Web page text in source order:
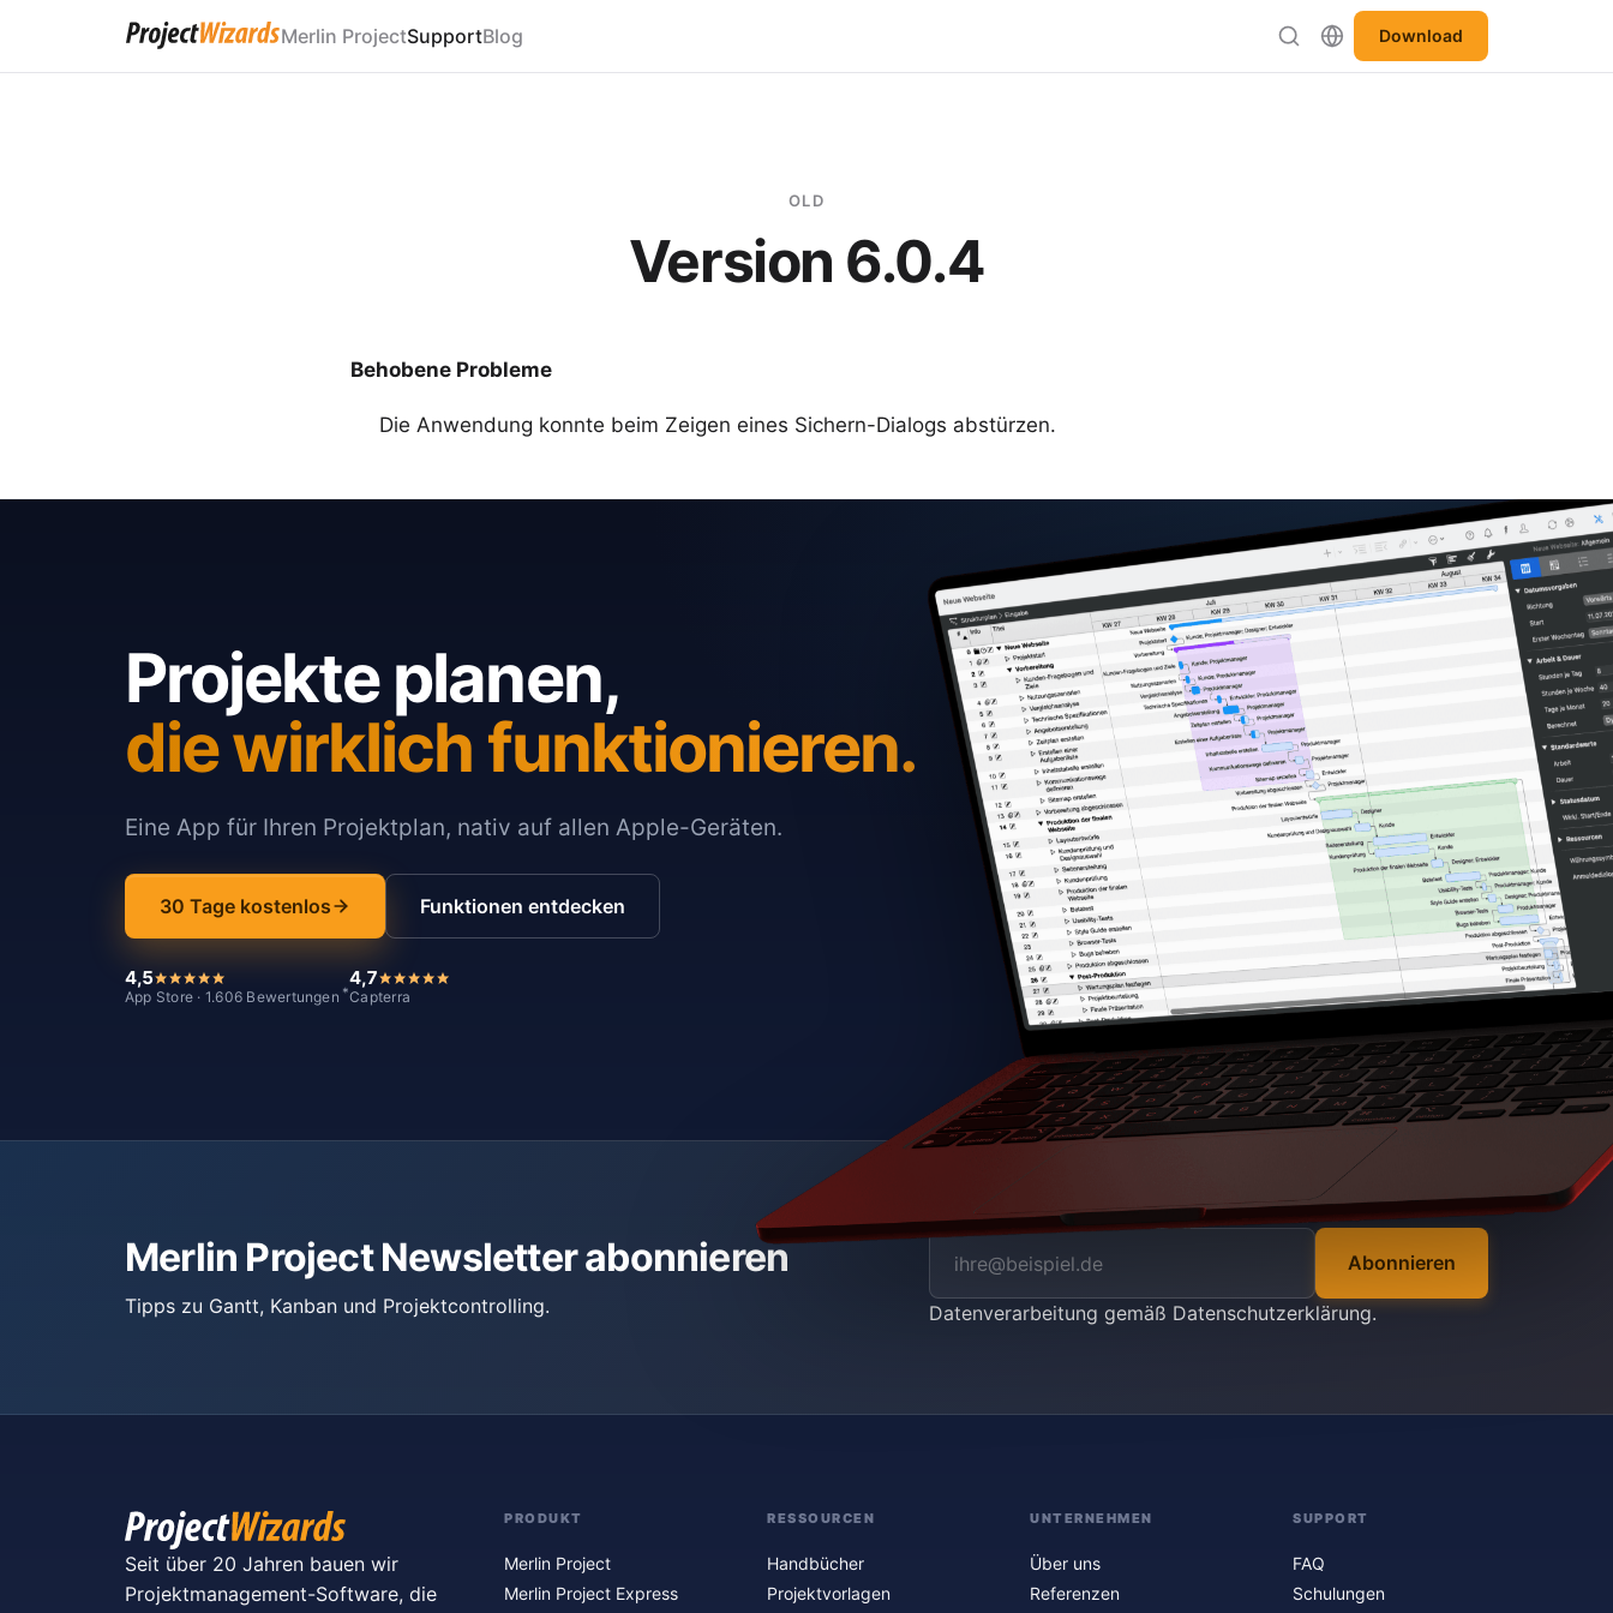
Merlin ProjectSupportBlog Download
OLD
Version 6.0.4
Behobene Probleme
Die Anwendung konnte beim Zeigen eines Sichern-Dialogs abstürzen.
Projekte planen,
die wirklich funktionieren.
Eine App für Ihren Projektplan, nativ auf allen Apple-Geräten.
30 Tage kostenlos Funktionen entdecken
4,5
App Store · 1.606 Bewertungen *
4,7
Capterra
Merlin Project Newsletter abonnieren
Tipps zu Gantt, Kanban und Projektcontrolling.
Abonnieren
Datenverarbeitung gemäß Datenschutzerklärung.
Seit über 20 Jahren bauen wir
Projektmanagement-Software, die
PRODUKT
Merlin Project
Merlin Project Express
RESSOURCEN
Handbücher
Projektvorlagen
UNTERNEHMEN
Über uns
Referenzen
SUPPORT
FAQ
Schulungen